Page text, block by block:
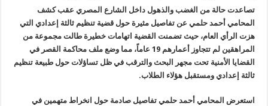
تصاعدت حالة من الغضب والذهول داخل الشارع المصري عقب كشف
المحامي أحمد حلمي عن تفاصيل مثيرة حول قضية تنظيم ثالثة إعدادي التي
هزت الرأي العام، حيث تضمنت القضية اتهامات خطيرة طالت مجموعة من
المراهقين لم تتجاوز أعمارهم 19 عاماً، مما وضع ملف محاكمة القصر في
القضايا الأمنية تحت مجهر البحث والترقب في ظل تساؤلات حول طبيعة تنظيم
ثالثة إعدادي ومستقبل هؤلاء الطلاب.
استعرض المحامي أحمد حلمي تفاصيل صادمة حول انخراط متهمين في